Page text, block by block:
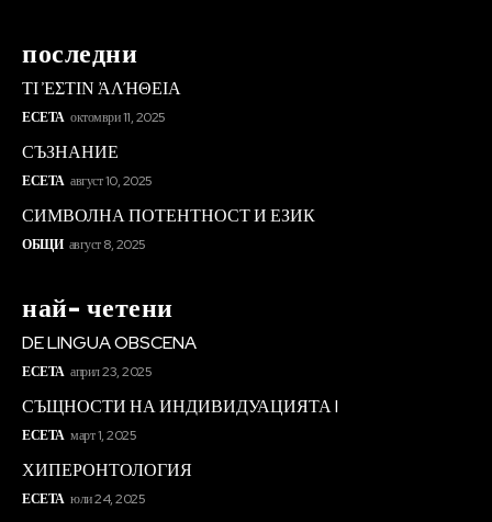
последни
ΤΙ ἘΣΤΙΝ ἈΛΉΘΕΙΑ
ЕСЕТА октомври 11, 2025
СЪЗНАНИЕ
ЕСЕТА август 10, 2025
СИМВОЛНА ПОТЕНТНОСТ И ЕЗИК
ОБЩИ август 8, 2025
най- четени
DE LINGUA OBSCENA
ЕСЕТА април 23, 2025
СЪЩНОСТИ НА ИНДИВИДУАЦИЯТА I
ЕСЕТА март 1, 2025
ХИПЕРОНТОЛОГИЯ
ЕСЕТА юли 24, 2025